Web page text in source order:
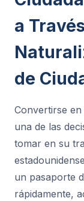
a
de
Convertirse en
una de las
tomar en su
un pasaporte
rápidamente,